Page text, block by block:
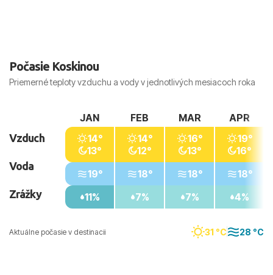
Počasie Koskinou
Priemerné teploty vzduchu a vody v jednotlivých mesiacoch roka
Aktuálne počasie v destinacii 31 °C 28 °C
Vzduch
Voda
Zrážky
JAN
14°
13°
19°
11%
FEB
14°
12°
18°
7%
MAR
16°
13°
18°
7%
APR
19°
16°
18°
4%